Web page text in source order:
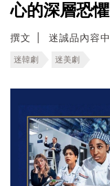
心的深層恐懼
撰文 迷誠品內容
迷韓劇 迷美劇